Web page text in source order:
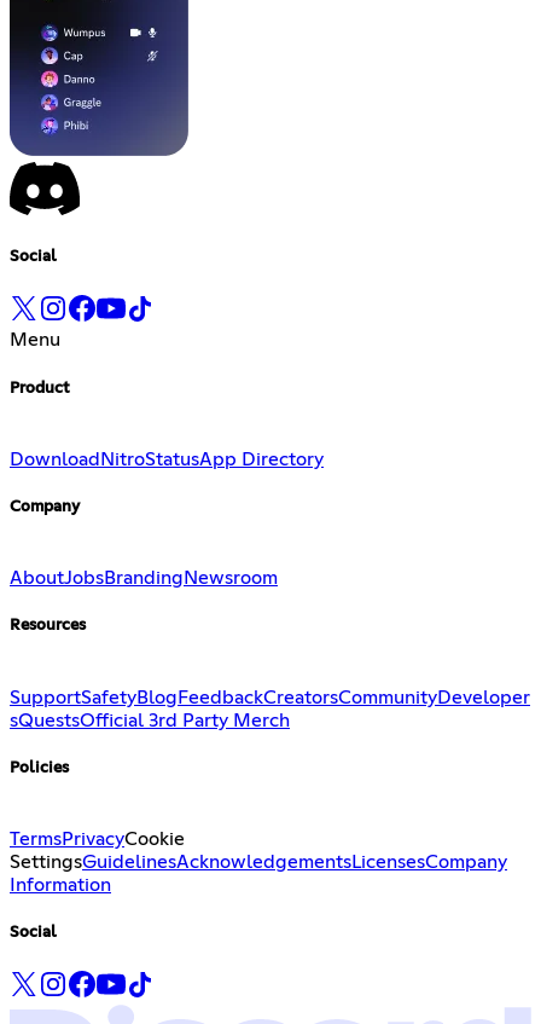
Social
Menu
Product
Download NitroStatusApp Directory
Company
AboutJobsBranding Newsroom
Resources
SupportSafetyBlogFeedbackCreatorsCommunityDeveloper
sQuestsOfficial 3rd Party Merch
Policies
TermsPrivacyCookie
SettingsGuidelinesAcknowledgementsLicensesCompany
Information
Social